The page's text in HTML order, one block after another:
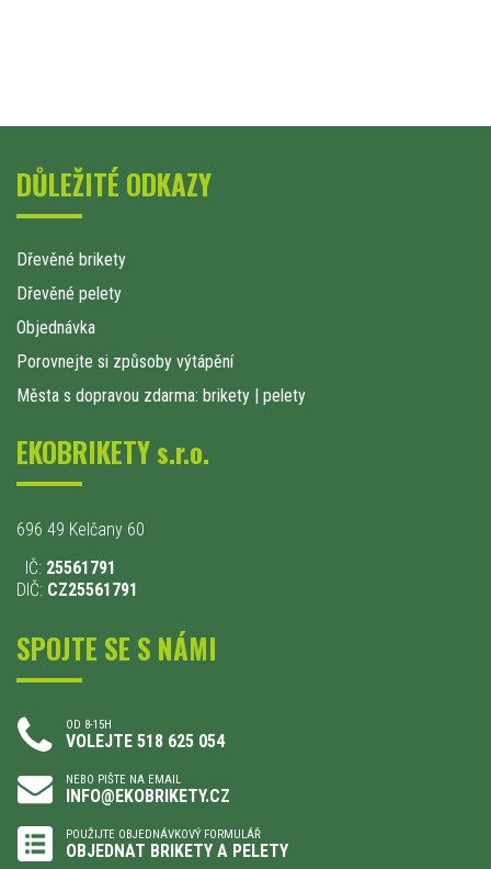
DŮLEŽITÉ ODKAZY
Dřevěné brikety
Dřevěné pelety
Objednávka
Porovnejte si způsoby výtápění
Města s dopravou zdarma: brikety | pelety
EKOBRIKETY s.r.o.
696 49 Kelčany 60
IČ: 25561791
DIČ: CZ25561791
SPOJTE SE S NÁMI
OD 8-15H
VOLEJTE 518 625 054
NEBO PIŠTE NA EMAIL
INFO@EKOBRIKETY.CZ
POUŽIJTE OBJEDNÁVKOVÝ FORMULÁŘ
OBJEDNAT BRIKETY A PELETY